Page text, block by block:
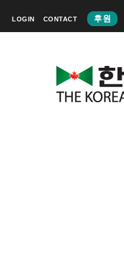
LOGIN CONTACT 후원